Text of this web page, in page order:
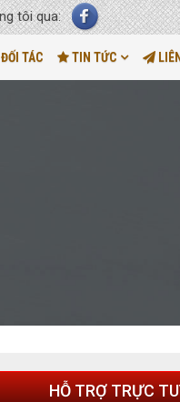
tôi qua:
ĐỐI TÁC TIN TỨC
HỖ TRỢ TRỰC